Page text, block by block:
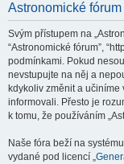
Astronomické
Svým přístupem na
“Astronomické fórum”,
podmínkami. Pokud
nevstupujte na něj a
kdykoliv změnit a
informovali. Přesto je
k tomu, že používáním
Naše fóra beží na
vydané pod licencí „